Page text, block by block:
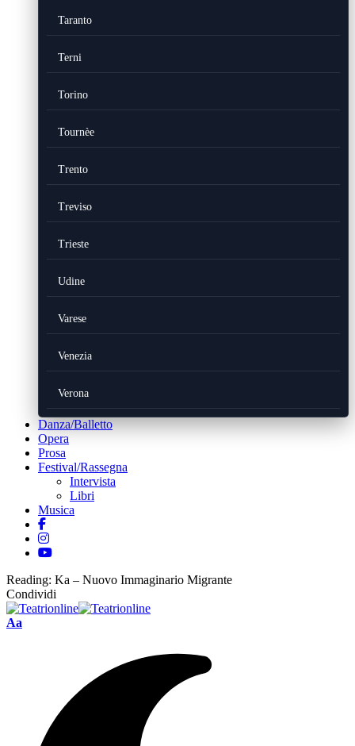
Taranto
Terni
Torino
Tournèe
Trento
Treviso
Trieste
Udine
Varese
Venezia
Verona
Danza/Balletto
Opera
Prosa
Festival/Rassegna
Intervista
Libri
Musica
Reading: Ka – Nuovo Immaginario Migrante
Condividi
Font
Aa